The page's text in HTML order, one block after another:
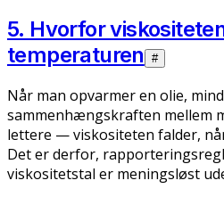
5. Hvorfor
temperaturen #
Når man opvarmer en olie,
sammenhængskraften mellem
lettere — viskositeten falder,
Det er derfor,
viskositetstal er meningsløst